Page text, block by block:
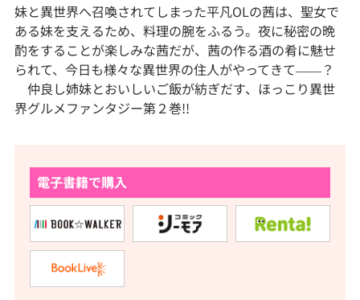
妹と異世界へ召喚されてしまった平凡OLの茜は、聖女で
ある妹を支えるため、料理の腕をふるう。夜に秘密の晩
酌をすることが楽しみな茜だが、茜の作る酒の肴に魅せ
られて、今日も様々な異世界の住人がやってきて――？
仲良し姉妹とおいしいご飯が紡ぎだす、ほっこり異世
界グルメファンタジー第２巻!!
電子書籍で購入